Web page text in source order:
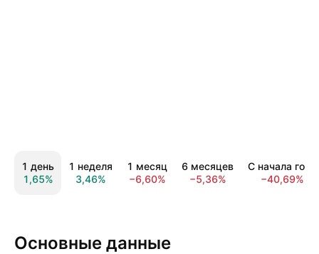
1 день
1,65%
1 неделя
3,46%
1 месяц
−6,60%
6 месяцев
−5,36%
С начала года
−40,69%
Основные данные